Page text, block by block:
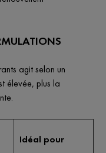
agit selon un
élevée, plus la
Idéal pour